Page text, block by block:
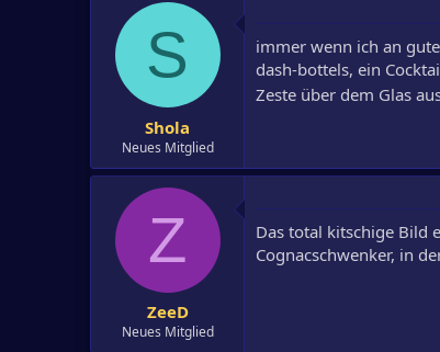
S
Shola
Neues Mitglied
immer wenn ich an
dash-bottels, ein
Zeste über dem Glas
Z
ZeeD
Neues Mitglied
Das total kitschige Bild
Cognacschwenker, in